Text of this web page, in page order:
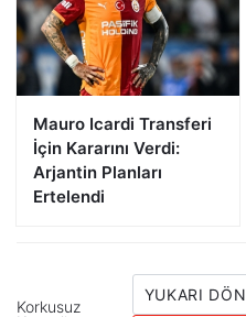
Mauro Icardi Transferi
İçin Kararını Verdi:
Arjantin Planları
Ertelendi
Korkusuz
YUKARI DÖN